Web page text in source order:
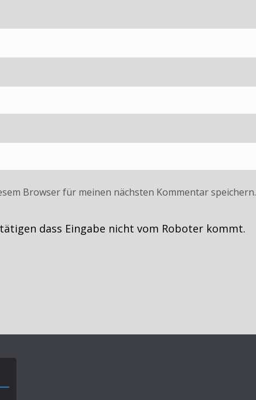
Browser für meinen nächsten Kommentar speichern.
dass Eingabe nicht vom Roboter kommt.